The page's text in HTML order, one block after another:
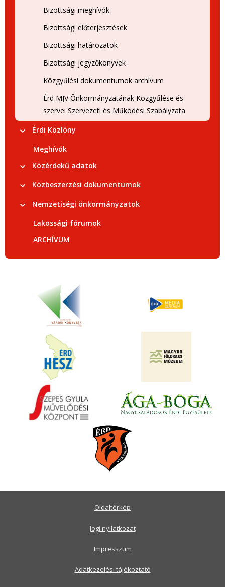
Bizottsági meghívók
Bizottsági előterjesztések
Bizottsági határozatok
Bizottsági jegyzőkönyvek
Közgyűlési dokumentumok archívum
Érd MJV Önkormányzatának Közgyűlése és
szervei Szervezeti és Működési Szabályzata
Érdi Közlöny
Meghívók
Közérdekű adatok
Közbeszerzési dokumentumok
Nemzetiségi önkormányzatok
Lakossági fórumok
ARCHÍVUM
Oldaltérkép
Jogi nyilatkozat
Impresszum
Adatkezelési tájékoztató